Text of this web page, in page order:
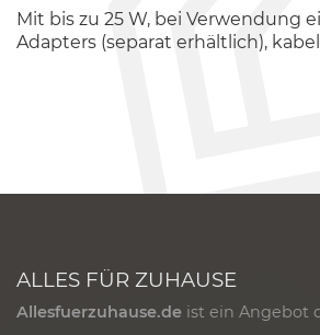
Mit bis zu 25 W, bei Verwendung
Adapters (separat erhältlich),
ALLES FÜR ZUHAUSE
Allesfuerzuhause.de ist ein Angebot